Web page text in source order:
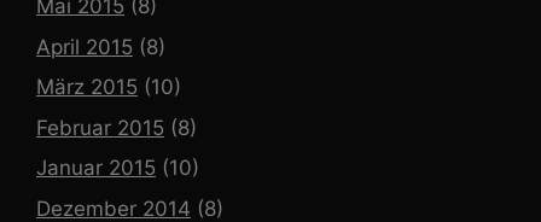
Mai 2015 (8)
April 2015 (8)
März 2015 (10)
Februar 2015 (8)
Januar 2015 (10)
Dezember 2014 (8)